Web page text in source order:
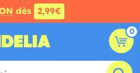
dès 2,99€
0